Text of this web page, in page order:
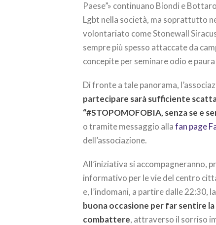
Paese”» continuano Biondi e
Lgbt nella società, ma soprattutto
volontariato come Stonewall
sempre più spesso attaccate da
concepite per seminare odio e
Di fronte a tale panorama,
partecipare sarà sufficiente
“#STOPOMOFOBIA, senza se e
o tramite messaggio allafan page
dell’associazione.
All’iniziativa si accompagneranno,
informativo per le vie del centro
e, l’indomani, a partire dalle 22:30,
buona occasione per far sentire
combattere, attraverso il sorriso